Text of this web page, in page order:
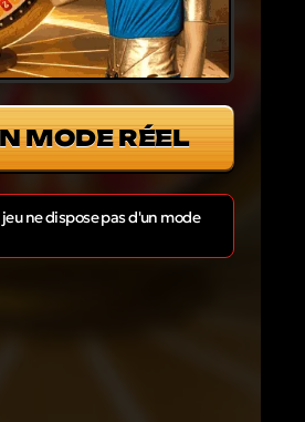
MODE RÉEL
ne dispose pas d'un mode